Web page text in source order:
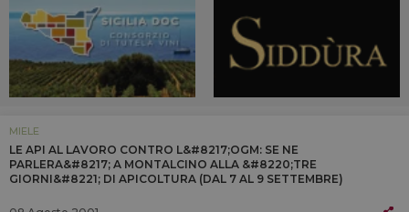
MIELE
LE API AL LAVORO CONTRO L&#8217;OGM: SE NE
PARLERA&#8217; A MONTALCINO ALLA &#8220;TRE
GIORNI&#8221; DI APICOLTURA (DAL 7 AL 9 SETTEMBRE)